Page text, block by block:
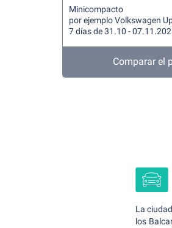
Minicompacto
por ejemplo Volkswagen
7 días de 31.10 -
Comparar el
La
los